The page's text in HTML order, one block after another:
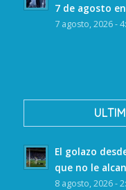
7 de agosto
7 agosto, 2026 -
El golazo
que no le
8 agosto, 2026 -